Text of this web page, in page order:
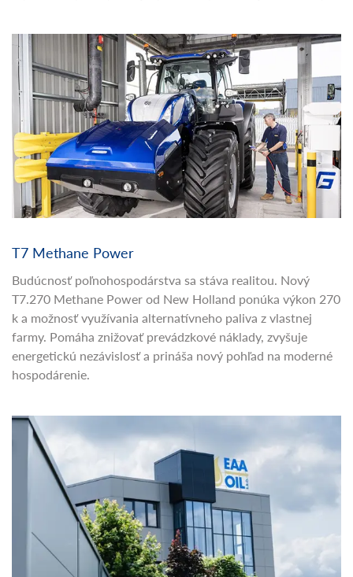
Budúcnosť poľnohospodárstva sa stáva realitou. Nový
T7.270 Methane Power od New Holland ponúka výkon 270
k a možnosť využívania alternatívneho paliva z vlastnej
farmy. Pomáha znižovať prevádzkové náklady, zvyšuje
energetickú nezávislosť a prináša nový pohľad na moderné